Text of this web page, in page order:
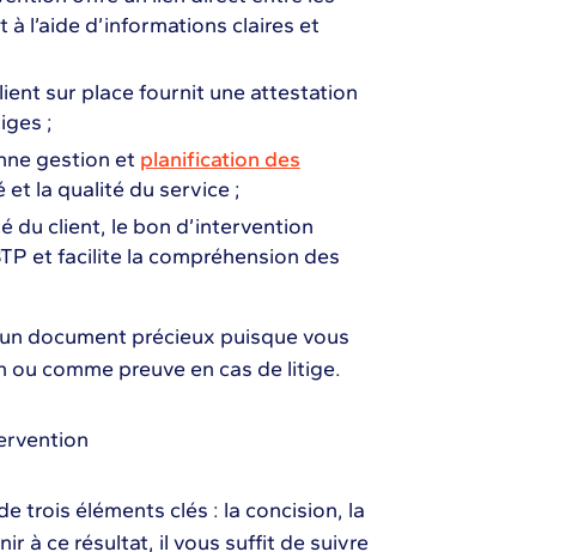
l’aide d’informations claires et
sur place fournit une attestation
;
gestion et planification des
et la qualité du service ;
du client, le bon d’intervention
et facilite la compréhension des
document précieux puisque vous
comme preuve en cas de litige.
trois éléments clés : la concision, la
à ce résultat, il vous suffit de suivre